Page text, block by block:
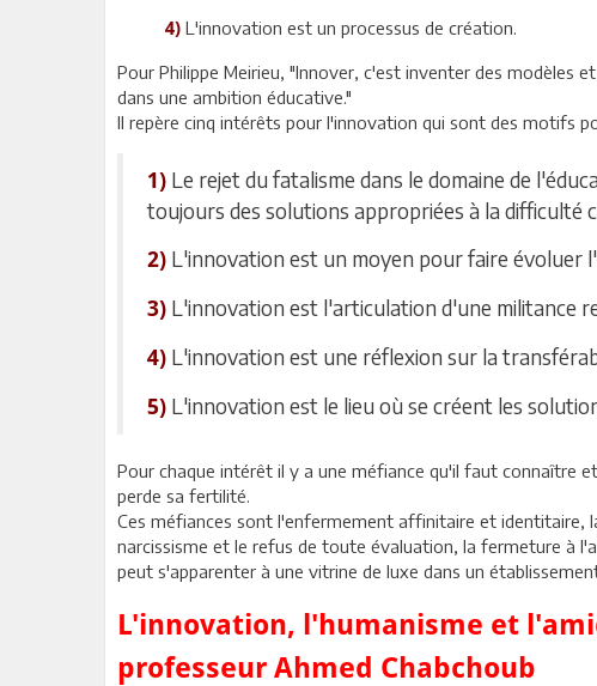
4) L'innovation est un processus de création.
Pour Philippe Meirieu, "Innover, c'est inventer des modèles
dans une ambition éducative."
Il repère cinq intérêts pour l'innovation qui sont des motifs
1) Le rejet du fatalisme dans le domaine de
toujours des solutions appropriées à la difficulté
2) L'innovation est un moyen pour faire évoluer
3) L'innovation est l'articulation d'une militance
4) L'innovation est une réflexion sur la
5) L'innovation est le lieu où se créent les
Pour chaque intérêt il y a une méfiance qu'il faut connaître
perde sa fertilité.
Ces méfiances sont l'enfermement affinitaire et identitaire,
narcissisme et le refus de toute évaluation, la fermeture à
peut s'apparenter à une vitrine de luxe dans un
L'innovation, l'humanisme et
professeur Ahmed Chabchoub